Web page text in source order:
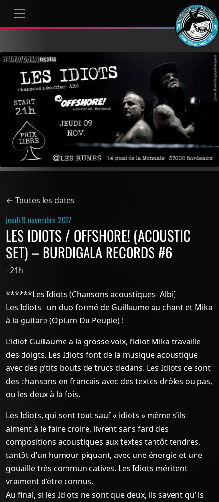
Passer au contenu
Navigation principale
← Toutes les dates
jeudi 9 novembre 2017
LES IDIOTS / OFFSHORE! (ACOUSTIC
SET) – BURDIGALA RECORDS #6
· 21h
******Les Idiots (Chansons acoustiques- Albi)
Les Idiots , un duo formé de Guillaume au chant et Mika
à la guitare (Opium Du Peuple) !
L’idiot Guillaume a la grosse voix, l’idiot Mika travaille
des doigts. Les Idiots font de la musique acoustique
avec des p’tits bouts de trucs dedans. Les Idiots ce sont
des chansons en français avec des textes drôles ou pas,
ou les deux à la fois.
Les Idiots, qui sont tout sauf « idiots » même s’ils
aiment à le faire croire, livrent sans fard des
compositions acoustiques aux textes tantôt tendres,
tantôt d’un humour piquant, avec une énergie et une
gouaille très communicatives. Les Idiots méritent
vraiment d’être connus.
Au final, si les Idiots ne sont que deux, ils savent qu’ils